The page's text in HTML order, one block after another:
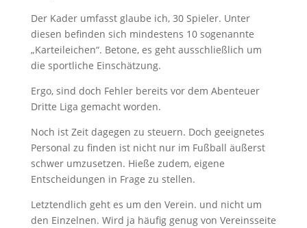
Der Kader umfasst glaube ich, 30 Spieler. Unter
diesen befinden sich mindestens 10 sogenannte
„Karteileichen“. Betone, es geht ausschließlich um
die sportliche Einschätzung.
Ergo, sind doch Fehler bereits vor dem Abenteuer
Dritte Liga gemacht worden.
Noch ist Zeit dagegen zu steuern. Doch geeignetes
Personal zu finden ist nicht nur im Fußball äußerst
schwer umzusetzen. Hieße zudem, eigene
Entscheidungen in Frage zu stellen.
Letztendlich geht es um den Verein. und nicht um
den Einzelnen. Wird ja häufig genug von Vereinsseite